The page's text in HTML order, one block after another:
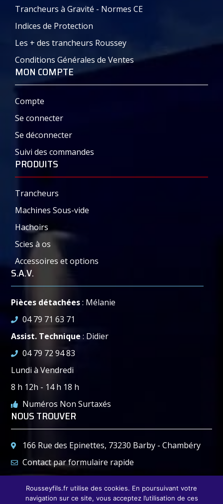
Trancheurs à Gravité - Normes CE
Indices de Protection
Les + des trancheurs Roussey
Conditions Générales de Ventes
MON COMPTE
Compte
Se connecter
Se déconnecter
Suivi des commandes
PRODUITS
Trancheurs
Machines Sous-vide
Hachoirs
Scies à os
Accessoires et options
S.A.V.
Pièces détachées: Mélanie
04 79 71 63 71
Assist. Technique : Didier
04 79 72 94 83
Lundi à Vendredi
8 h 12h - 14 h 18 h
Numéros Non Surtaxés
NOUS TROUVER
166 Rue des Epinettes, 73230 Barby - Chambéry
Contact par formulaire rapide
04 79 72 94 83
04 79 72 78 37
Rousseyfils.fr utilise des cookies. En poursuivant votre
navigation sur ce site, vous acceptez l’utilisation de ces